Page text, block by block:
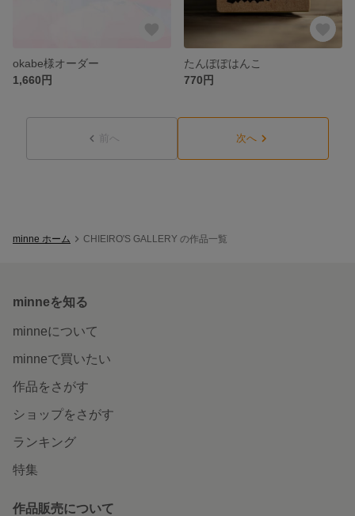
okabe様オーダー
1,660円
たんぽぽはんこ
770円
前へ 次へ
minne ホーム CHIEIRO'S GALLERY の作品一覧
minneを知る
minneについて
minneで買いたい
作品をさがす
ショップをさがす
ランキング
特集
作品販売について